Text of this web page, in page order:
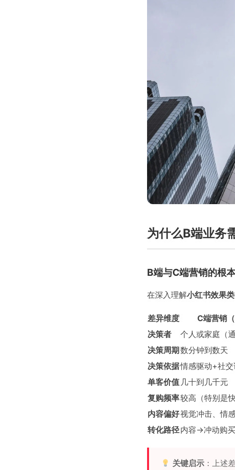
为什么B端业务
B端与C端营销的根
在深入理解小红书效果
差异维度 C端营销（
决策者
个人或家庭（
决策周期数分钟到数天
决策依据情感驱动+社交
单客价值 几十到几千元
复购频率较高（特别是快
内容偏好视觉冲击、情
转化路径内容→冲动购买
关键启示 ：上述